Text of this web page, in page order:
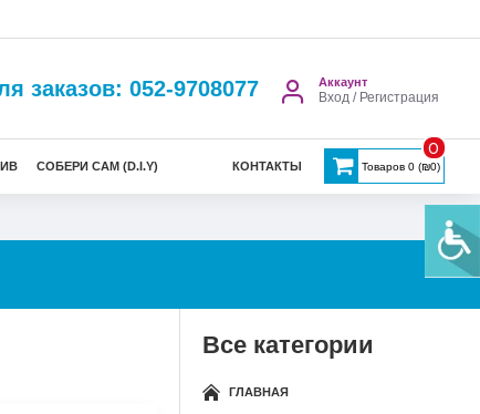
заказов: 052-9708077 Аккаунт
Вход / Регистрация
СОБЕРИ САМ (D.I.Y) КОНТАКТЫ Товаров 0 (₪0)
0
Все категории
ГЛАВНАЯ